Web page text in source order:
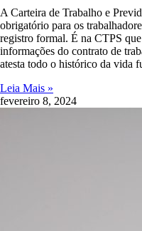
A Carteira de Trabalho e
obrigatório para os
registro formal. É na CTPS
informações do contrato de
atesta todo o histórico da vida
Leia Mais »
fevereiro 8, 2024